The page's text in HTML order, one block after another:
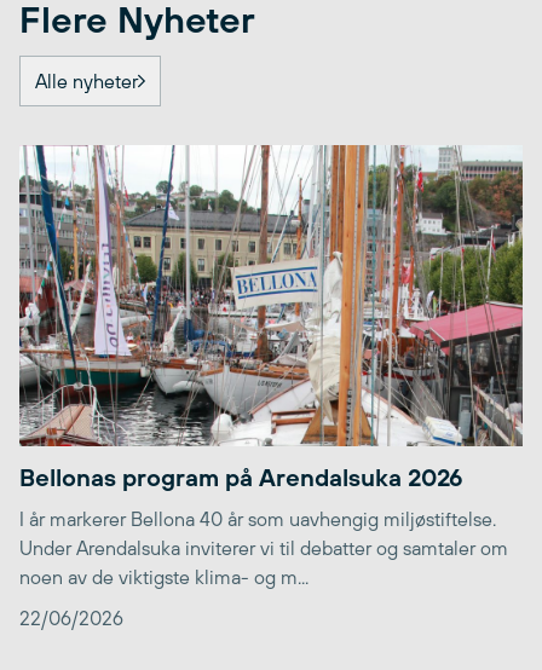
Flere Nyheter
Alle nyheter
Bellonas program på Arendalsuka 2026
I år markerer Bellona 40 år som uavhengig miljøstiftelse.
Under Arendalsuka inviterer vi til debatter og samtaler om
noen av de viktigste klima- og m...
22/06/2026